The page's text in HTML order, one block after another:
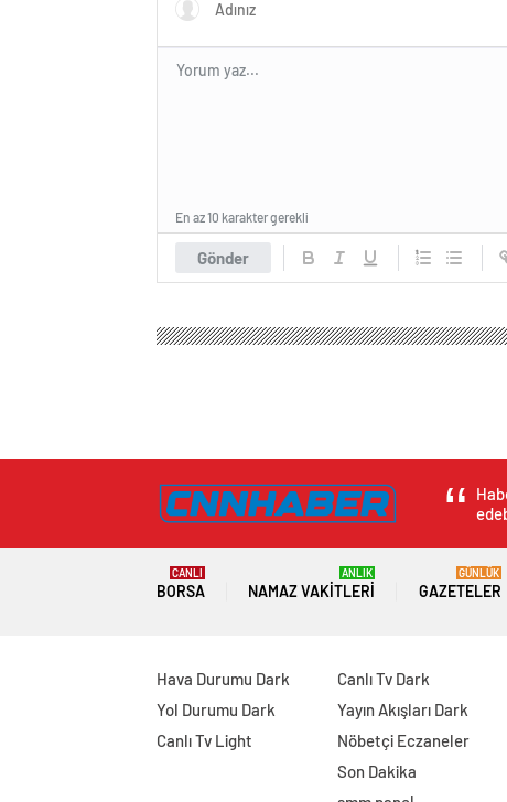
Gönder
En az 10 karakter gerekli
BORSA
CANLI
NAMAZ VAKITLERI
ANLIK
GAZETELER
GÜNLÜK
Hava Durumu Dark
Yol Durumu Dark
Canlı Tv Light
Canlı Tv Dark
Yayın Akışları Dark
Nöbetçi Eczaneler
Son Dakika